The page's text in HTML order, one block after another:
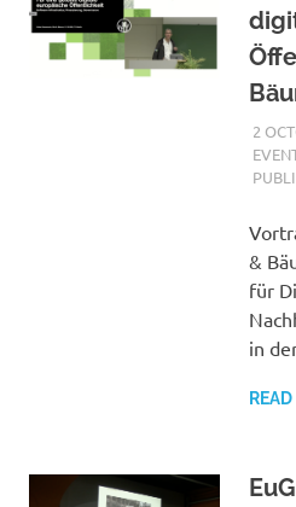
2
&
für
in